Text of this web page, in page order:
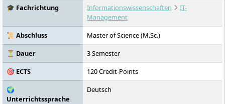
Psychologie und Soziales über Design und
Kommunikation bis hin zu Nachhaltigkeit
und Wirtschaft - ist sie eine der führenden
Fernhochschulen in Deutschland.
🎓 Fachrichtung
Informationswissenschaften
IT-
Management
📜 Abschluss
Master of Science (M.Sc.)
⏳ Dauer
3 Semester
🎯 ECTS
120 Credit-Points
🌍
Unterrichtssprache
Deutsch